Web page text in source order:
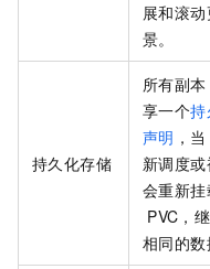
展和滚
景。
持久化存储
所有副本
享一个持
声明 ，当
新调度
会重新
PVC，
相同的数